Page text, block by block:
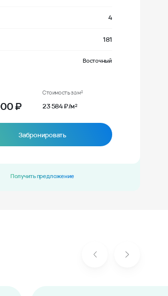
4
181
Восточный
₽
Стоимость за м²
23 584 ₽/м²
Забронировать
Получить предложение